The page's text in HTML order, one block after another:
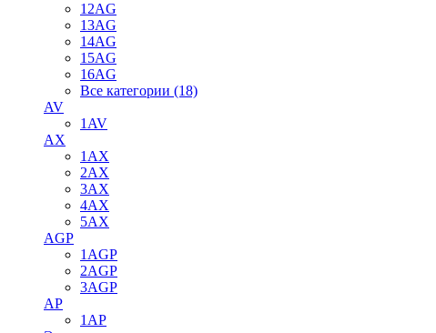
12AG
13AG
14AG
15AG
16AG
Все категории (18)
AV
1AV
AX
1AX
2AX
3AX
4AX
5AX
AGP
1AGP
2AGP
3AGP
AP
1AP